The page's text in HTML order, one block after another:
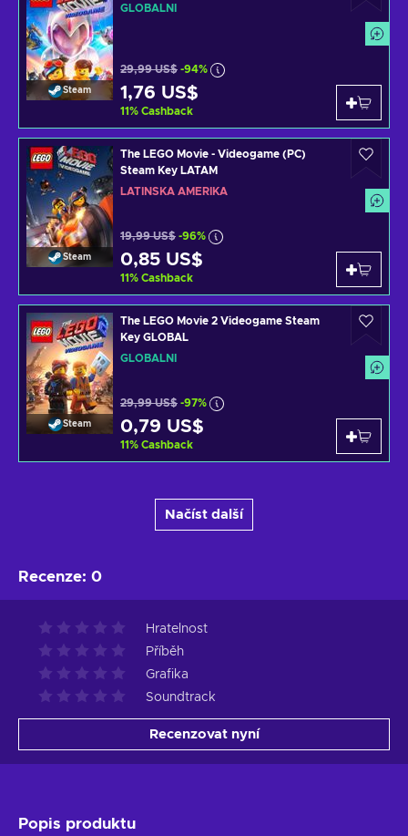
Steam
GLOBÁLNÍ
29,99 US$ -94%
1,76 US$
11% Cashback
Steam
The LEGO Movie - Videogame (PC)
Steam Key LATAM
LATINSKÁ AMERIKA
19,99 US$ -96%
0,85 US$
11% Cashback
Steam
The LEGO Movie 2 Videogame Steam
Key GLOBAL
GLOBÁLNÍ
29,99 US$ -97%
0,79 US$
11% Cashback
Načíst další
Recenze: 0
Hratelnost
Příběh
Grafika
Soundtrack
Recenzovat nyní
Popis produktu